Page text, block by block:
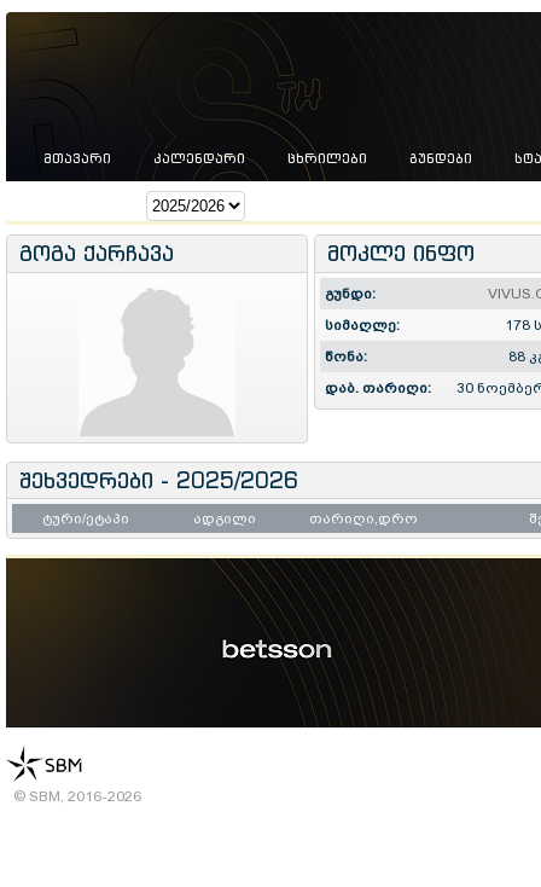
ᲛᲗᲐᲕᲐᲠᲘ ᲙᲐᲚᲔᲜᲓᲐᲠᲘ ᲪᲮᲠᲘᲚᲔᲑᲘ ᲒᲣᲜᲓᲔᲑᲘ
გოგა ქარჩავა მოკლე ინფო
გუნდი:
სიმაღლე:
178
წონა:
88
დაბ. თარიღი:
30
შეხვედრები - 2025/2026
ტური/ეტაპი ადგილი თარიღი,დრო
© SBM, 2016-2026